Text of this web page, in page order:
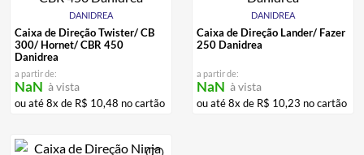
DANIDREA
Caixa de Direção Twister/ CB
300/ Hornet/ CBR 450
Danidrea
a partir de:
NaN à vista
ou até8x de R$ 10,48 no cartão
DANIDREA
Caixa de Direção Lander/ Fazer
250 Danidrea
a partir de:
NaN à vista
ou até8x de R$ 10,23 no cartão